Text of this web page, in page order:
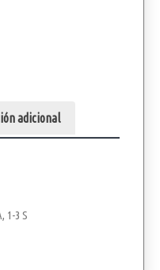
adicional
1-3 S